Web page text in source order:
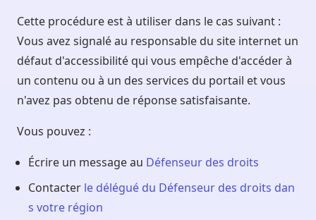
Cette procédure est à utiliser dans le cas suivant :
Vous avez signalé au responsable du site internet un
défaut d'accessibilité qui vous empêche d'accéder à
un contenu ou à un des services du portail et vous
n'avez pas obtenu de réponse satisfaisante.
Vous pouvez :
Écrire un message au Défenseur des droits
Contacter le délégué du Défenseur des droits dan
s votre région